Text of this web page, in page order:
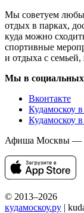
Мы советуем
отдых в парках,
куда можно
спортивные
и отдыха с семьей,
Мы в социальных
Вконтакте
Кудамоскоу
Кудамоскоу
Афиша Москвы —
© 2013–2026
кудамоскоу.ру |